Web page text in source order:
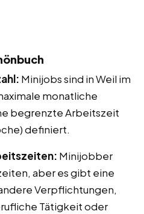
Minijobs sind in Weil im
monatliche
begrenzte Arbeitszeit
definiert.
Minijobber
aber es gibt eine
Verpflichtungen,
Tätigkeit oder